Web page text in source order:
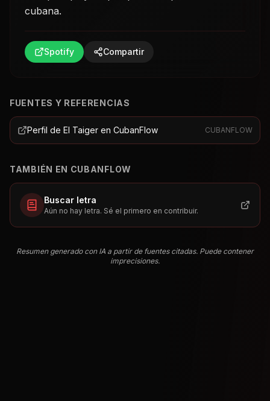
cubana.
Spotify Compartir
FUENTES Y REFERENCIAS
Perfil de El Taiger en CubanFlow CUBANFLOW
TAMBIÉN EN CUBANFLOW
Buscar letra
Aún no hay letra. Sé el primero en contribuir.
Resumen generado con IA a partir de fuentes citadas. Puede contener
imprecisiones.